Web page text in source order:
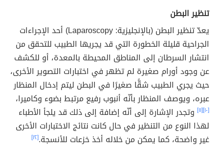
تنظير البطن
يعدّ تنظير البطن (بالإنجليزية: Laparoscopy) أحد الإجراءات
الجراحية قليلة الخطورة التي قد يجريها الطبيب للتحقق من
انتشار السرطان إلى المناطق المحيطة بالمعدة، أو للكشف
عن وجود أورام صغيرة لم تظهر في اختبارات التصوير الأخرى،
حيث يجري الطبيب شقًّا صغيرًا في البطن ليتم إدخال المنظار
عبره، ويوصف المنظار بأنّه أنبوب رفيع مرتبط بضوء وكاميرا،
[١٠] [١١]
وتجدر الإشارة إلى أنّه إضافة إلى ذلك قد يلجأ الأطباء
لهذا النوع من التنظير في حال كانت نتائج الاختبارات الأخرى
غير واضحة، كما يمكن من خلاله أخذ خزعات للأنسجة.[١٢]